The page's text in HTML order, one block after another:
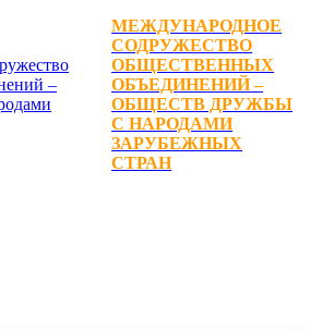
МЕЖДУНАРОДНОЕ
СОДРУЖЕСТВО
ОБЩЕСТВЕННЫХ
ОБЪЕДИНЕНИЙ –
ОБЩЕСТВ ДРУЖБЫ
С НАРОДАМИ
ЗАРУБЕЖНЫХ
СТРАН